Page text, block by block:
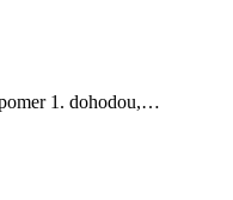
1. dohodou,…